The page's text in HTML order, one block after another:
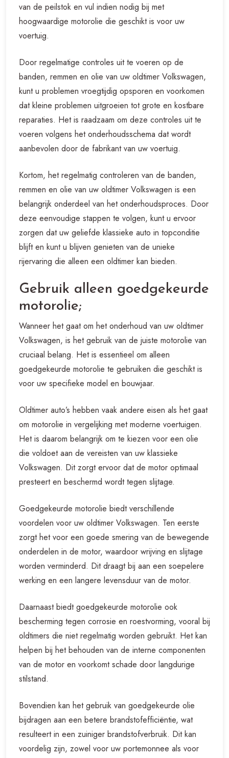
van de peilstok en vul indien nodig bij met
hoogwaardige motorolie die geschikt is voor uw
voertuig.
Door regelmatige controles uit te voeren op de
banden, remmen en olie van uw oldtimer Volkswagen,
kunt u problemen vroegtijdig opsporen en voorkomen
dat kleine problemen uitgroeien tot grote en kostbare
reparaties. Het is raadzaam om deze controles uit te
voeren volgens het onderhoudsschema dat wordt
aanbevolen door de fabrikant van uw voertuig.
Kortom, het regelmatig controleren van de banden,
remmen en olie van uw oldtimer Volkswagen is een
belangrijk onderdeel van het onderhoudsproces. Door
deze eenvoudige stappen te volgen, kunt u ervoor
zorgen dat uw geliefde klassieke auto in topconditie
blijft en kunt u blijven genieten van de unieke
rijervaring die alleen een oldtimer kan bieden.
Gebruik alleen goedgekeurde
motorolie;
Wanneer het gaat om het onderhoud van uw oldtimer
Volkswagen, is het gebruik van de juiste motorolie van
cruciaal belang. Het is essentieel om alleen
goedgekeurde motorolie te gebruiken die geschikt is
voor uw specifieke model en bouwjaar.
Oldtimer auto’s hebben vaak andere eisen als het gaat
om motorolie in vergelijking met moderne voertuigen.
Het is daarom belangrijk om te kiezen voor een olie
die voldoet aan de vereisten van uw klassieke
Volkswagen. Dit zorgt ervoor dat de motor optimaal
presteert en beschermd wordt tegen slijtage.
Goedgekeurde motorolie biedt verschillende
voordelen voor uw oldtimer Volkswagen. Ten eerste
zorgt het voor een goede smering van de bewegende
onderdelen in de motor, waardoor wrijving en slijtage
worden verminderd. Dit draagt bij aan een soepelere
werking en een langere levensduur van de motor.
Daarnaast biedt goedgekeurde motorolie ook
bescherming tegen corrosie en roestvorming, vooral bij
oldtimers die niet regelmatig worden gebruikt. Het kan
helpen bij het behouden van de interne componenten
van de motor en voorkomt schade door langdurige
stilstand.
Bovendien kan het gebruik van goedgekeurde olie
bijdragen aan een betere brandstofefficiëntie, wat
resulteert in een zuiniger brandstofverbruik. Dit kan
voordelig zijn, zowel voor uw portemonnee als voor